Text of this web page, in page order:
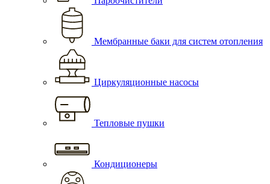
Мембранные баки для систем отопления
Циркуляционные насосы
Тепловые пушки
Кондиционеры